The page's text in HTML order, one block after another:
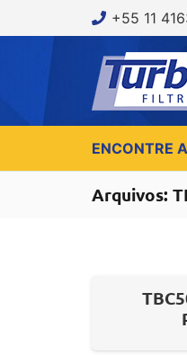
+55 11
ENCONTRE
Arquivos: